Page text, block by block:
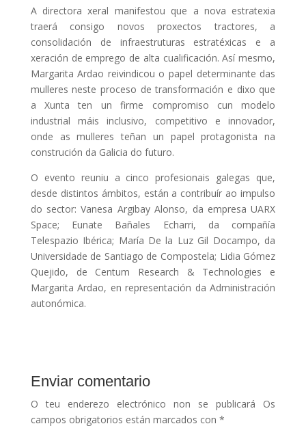
A directora xeral manifestou que a nova estratexia
traerá consigo novos proxectos tractores, a
consolidación de infraestruturas estratéxicas e a
xeración de emprego de alta cualificación. Así mesmo,
Margarita Ardao reivindicou o papel determinante das
mulleres neste proceso de transformación e dixo que
a Xunta ten un firme compromiso cun modelo
industrial máis inclusivo, competitivo e innovador,
onde as mulleres teñan un papel protagonista na
construción da Galicia do futuro.
O evento reuniu a cinco profesionais galegas que,
desde distintos ámbitos, están a contribuír ao impulso
do sector: Vanesa Argibay Alonso, da empresa UARX
Space; Eunate Bañales Echarri, da compañía
Telespazio Ibérica; María De la Luz Gil Docampo, da
Universidade de Santiago de Compostela; Lidia Gómez
Quejido, de Centum Research & Technologies e
Margarita Ardao, en representación da Administración
autonómica.
Enviar comentario
O teu enderezo electrónico non se publicará
Os
campos obrigatorios están marcados con *